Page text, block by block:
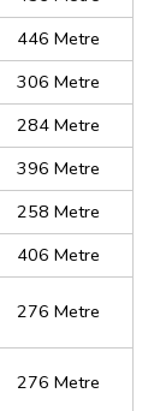
446 Metre
306 Metre
284 Metre
396 Metre
258 Metre
406 Metre
276 Metre
276 Metre